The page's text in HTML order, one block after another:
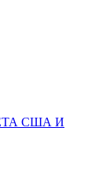
США И